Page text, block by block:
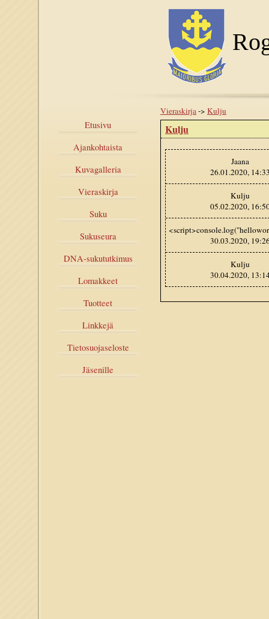
Etusivu
Ajankohtaista
Kuvagalleria
Vieraskirja
Suku
Sukuseura
DNA-sukututkimus
Lomakkeet
Tuotteet
Linkkejä
Tietosuojaseloste
Jäsenille
Vieraskirja-> Kulju
Kulju
Jaana
26.01.2020,
Kulju
05.02.2020,
30.03.2020,
Kulju
30.04.2020,